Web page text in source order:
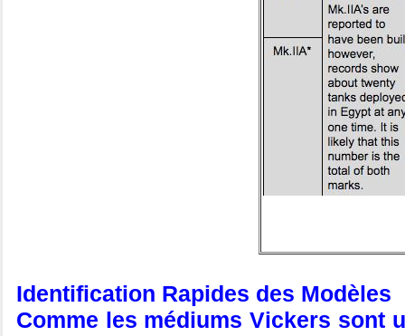
Identification Rapides des Modèles
Comme les médiums Vickers sont